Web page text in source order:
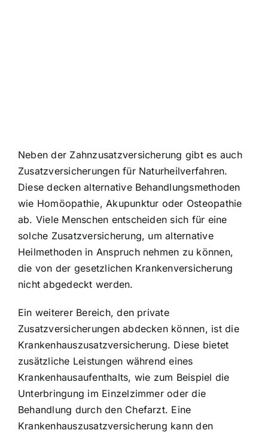
Neben der Zahnzusatzversicherung gibt es auch
Zusatzversicherungen für Naturheilverfahren.
Diese decken alternative Behandlungsmethoden
wie Homöopathie, Akupunktur oder Osteopathie
ab. Viele Menschen entscheiden sich für eine
solche Zusatzversicherung, um alternative
Heilmethoden in Anspruch nehmen zu können,
die von der gesetzlichen Krankenversicherung
nicht abgedeckt werden.
Ein weiterer Bereich, den private
Zusatzversicherungen abdecken können, ist die
Krankenhauszusatzversicherung. Diese bietet
zusätzliche Leistungen während eines
Krankenhausaufenthalts, wie zum Beispiel die
Unterbringung im Einzelzimmer oder die
Behandlung durch den Chefarzt. Eine
Krankenhauszusatzversicherung kann den